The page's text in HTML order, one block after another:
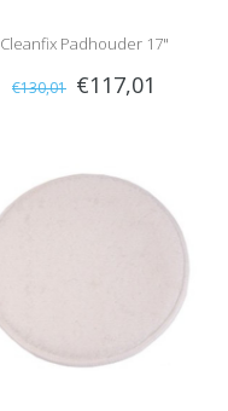
Cleanfix Padhouder 17"
€130,01 €117,01